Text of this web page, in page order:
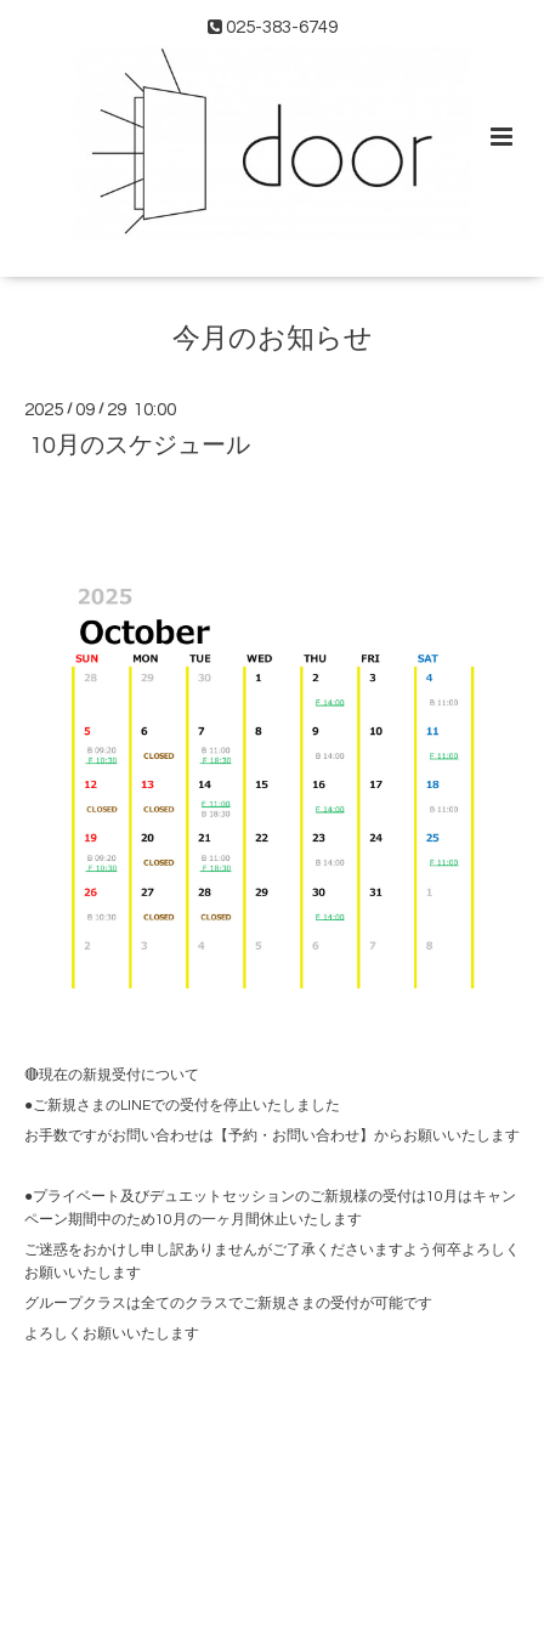
025-383-6749
今月のお知らせ
2025 /09 / 29 10:00
10月のスケジュール
🔴現在の新規受付について
●ご新規さまのLINEでの受付を停止いたしました
お手数ですがお問い合わせは【予約・お問い合わせ】からお願いいたします
●プライベート及びデュエットセッションのご新規様の受付は10月はキャン
ペーン期間中のため10月の一ヶ月間休止いたします
ご迷惑をおかけし申し訳ありませんがご了承くださいますよう何卒よろしく
お願いいたします
グループクラスは全てのクラスでご新規さまの受付が可能です
よろしくお願いいたします